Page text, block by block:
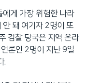
에게 가장 위험한 나라
안 돼 여기자 2명이 또
검찰 당국은 지역 온라
론인 2명이 지난 9일
.